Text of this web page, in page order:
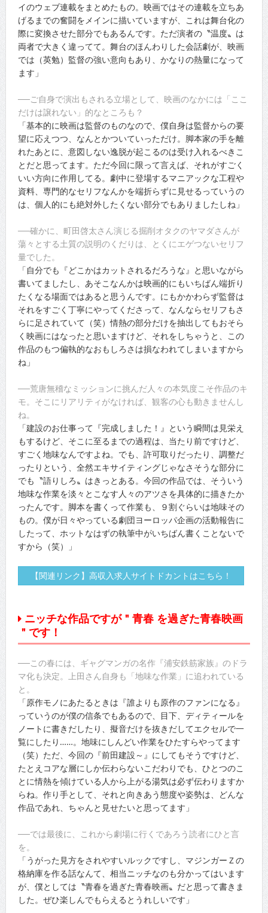
イのウェブ連載をまとめたもの。映画ではその連載を立ちあ
げるまでの奮闘をメインに描いていますが、これは舞台化の
際に変換させた部分でもあるんです。ただ演者の〝温度〟は
両者で大きく違ってて。舞台のほんわりした会話劇が、映画
では（英勉）監督の強い意向もあり、かなりの熱量になって
ます」
──ご自身で演出もされる立場として、映画のなかには「ここ
だけは譲れない」的なところも？
「基本的に映画は監督のものなので、僕自身は監督からの要
望に応えつつ、なんとかついていっただけ。脚本家の手を離
れたあとに、意図しない逸脱が起こるのは受け入れるべきこ
とだと思ってます。ただ今回に限って言えば、それがすごく
いい方向に作用してる。劇中に登場するマニアックな工程や
資料、専門的なセリフなんかを端折らずに見せるっていうの
は、個人的にも絶対外したくない部分でもありましたしね」
──確かに、町田啓太さん演じる掘削オタクのヤマダさんが
蕩々とする土質の説明のくだりは、とくにエゲつないセリフ
量でした。
「自分でも『どこかはカットされるだろうな』と思いながら
書いてましたし、あそこなんかは映画的にもいちばん端折り
たくなる場面ではあると思うんです。にもかかわらず監督は
それをすごく丁寧にやってくださって、なんならセリフもさ
らに足されていて（笑）情熱の部分だけを抽出してもおそら
く映画にはなったと思いますけど、それをしちゃうと、この
作品のもつ偏執的なおもしろさは損なわれてしまいますから
ね」
──荒唐無稽なミッションに挑んだ人々の本気度こそ作品のキ
モ。そこにリアリティがなければ、観客の心も動きませんし
ね。
「建設のお仕事って『完成しました！』という瞬間は見栄え
もするけど、そこに至るまでの過程は、当たり前ですけど、
すごく地味なんですよね。でも、許可取りだったり、調整だ
ったりという、全然エキサイティングじゃなさそうな部分に
でも〝語りしろ〟はきっとある。今回の作品では、そういう
地味な作業を淡々とこなす人々のアツさを具体的に描きたか
ったんです。脚本を書くって作業も、９割ぐらいは地味その
もの。僕が日々やっている劇団ヨーロッパ企画の活動報告に
したって、ホットなはずの執筆中がいちばん書くことないで
すから（笑）」
【関連リンク】高収入求人サイトドカントはこちら！
ニッチな作品ですが＂青春 を過ぎた青春映画
＂です！
──この春には、ギャグマンガの名作『浦安鉄筋家族』のドラ
マ化も決定。上田さん自身も「地味な作業」に追われている
と。
「原作モノにあたるときは『誰よりも原作のファンになる』
っていうのが僕の信条でもあるので、目下、ディティールを
ノートに書きだしたり、擬音だけを抜きだしてエクセルで一
覧にしたり……。地味にしんどい作業をひたすらやってます
（笑）ただ、今回の『前田建設～』にしてもそうですけど、
たとえコアな層にしか伝わらないこだわりでも、ひとつのこ
とに情熱を傾けている人から上がる湯気は必ず伝わりますか
らね。作り手として、それと向きあう態度や姿勢は、どんな
作品であれ、ちゃんと見せたいと思ってます」
──では最後に、これから劇場に行くであろう読者にひと言
を。
「うがった見方をされやすいルックですし、マジンガーＺの
格納庫を作る話なんて、相当ニッチなのも分かってはいます
が、僕としては〝青春を過ぎた青春映画〟だと思って書きま
した。ぜひ楽しんでもらえるとうれしいです」